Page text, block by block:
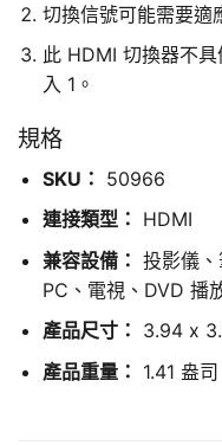
切換信號可能需要適
此 HDMI 切換器不
入 1。
規格
SKU： 50966
連接類型： HDMI
兼容設備： 投影儀
PC、電視、DVD 播
產品尺寸： 3.94 x
產品重量： 1.41 盎司